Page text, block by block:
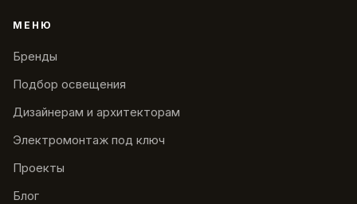
МЕНЮ
Бренды
Подбор освещения
Дизайнерам и архитекторам
Электромонтаж под ключ
Проекты
Блог